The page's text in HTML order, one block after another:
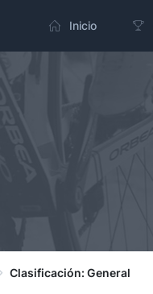
Inicio
Clasificación: General